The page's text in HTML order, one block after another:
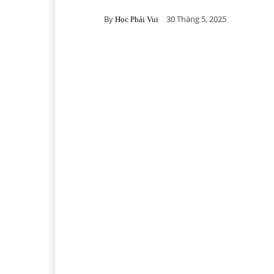
By Học Phải Vui 30 Tháng 5, 2025